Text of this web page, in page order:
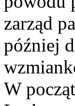
zarząd
później
W